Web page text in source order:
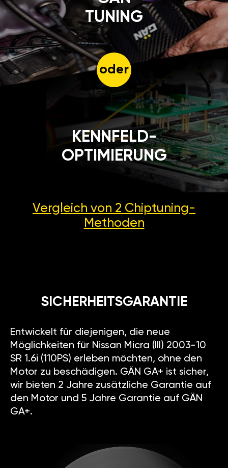
TUNING
oder
KENNFELD-
OPTIMIERUNG
Vergleich von 2 Chiptuning-
Methoden
SICHERHEITSGARANTIE
Entwickelt für diejenigen, die neue
Möglichkeiten für Nissan Micra (III) 2003-10
SR 1.6i (110PS) erleben möchten, ohne den
Motor zu beschädigen. GÄN GA+ ist sicher,
wir bieten 2 Jahre zusätzliche Garantie auf
den Motor und 5 Jahre Garantie auf GÄN
GA+.